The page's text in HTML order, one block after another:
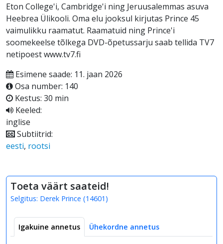
Eton College'i, Cambridge'i ning Jeruusalemmas asuva
Heebrea Ülikooli. Oma elu jooksul kirjutas Prince 45
vaimulikku raamatut. Raamatuid ning Prince'i
soomekeelse tõlkega DVD-õpetussarju saab tellida TV7
netipoest www.tv7.fi
Esimene saade: 11. jaan 2026
Osa number: 140
Kestus: 30 min
Keeled:
inglise
Subtiitrid:
eesti, rootsi
Toeta väärt saateid!
Selgitus: Derek Prince (14601 )
Igakuine annetus Ühekordne annetus